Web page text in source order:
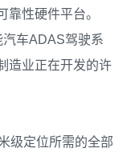
靠性硬件平台。
车ADAS驾驶系
造业正在开发的许
级定位所需的全部